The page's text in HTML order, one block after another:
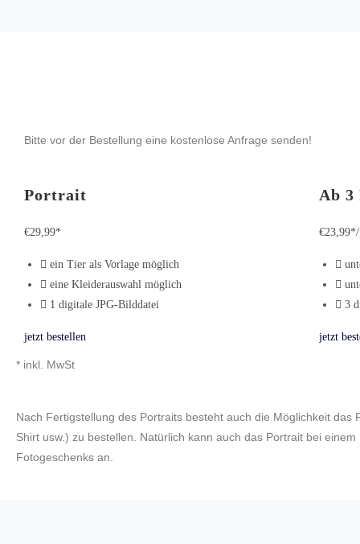
Bitte vor der Bestellung eine kostenlose Anfrage senden!
Portrait
€29,99*
ein Tier als Vorlage möglich
eine Kleiderauswahl möglich
1 digitale JPG-Bilddatei
jetzt bestellen
Ab
€23,99*
3
jetzt
* inkl. MwSt
Nach Fertigstellung des Portraits besteht auch die Möglichkeit
Shirt usw.) zu bestellen. Natürlich kann auch das Portrait bei
Fotogeschenks an.